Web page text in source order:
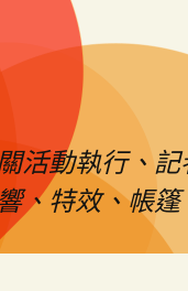
活動執行、
、特效、帳